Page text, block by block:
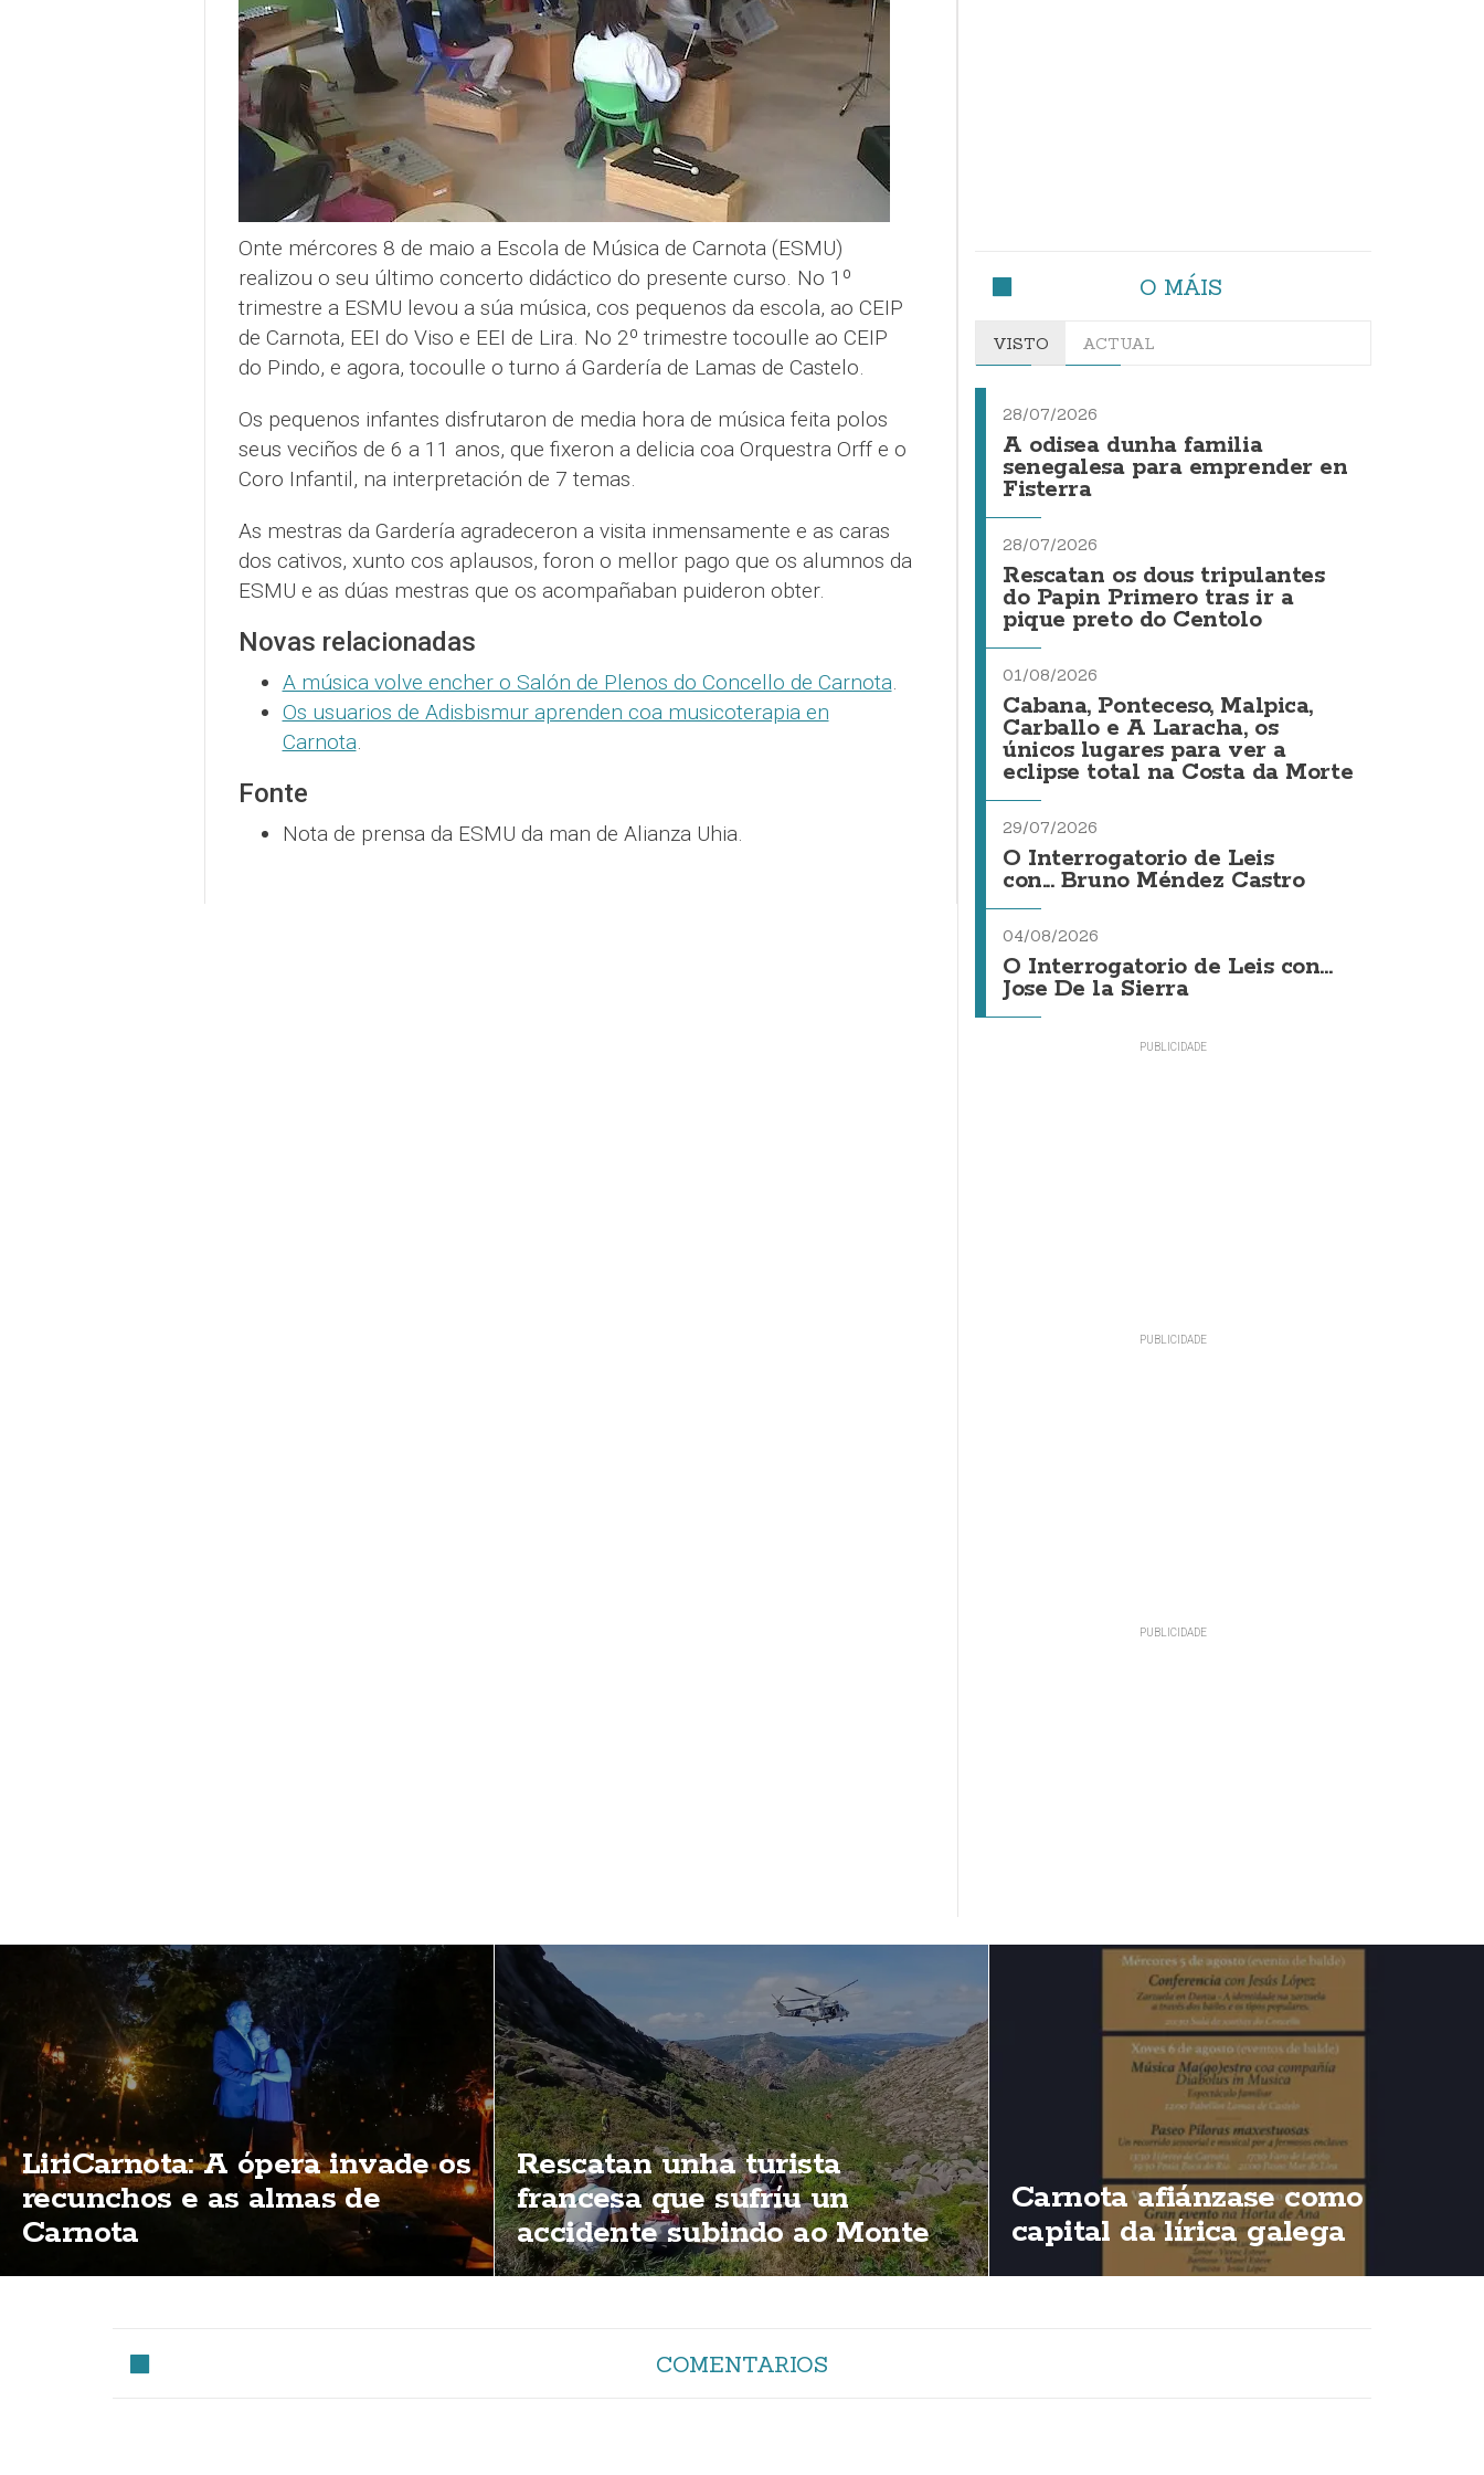
Onte mércores 8 de maio a Escola de Música de Carnota (ESMU)
realizou o seu último concerto didáctico do presente curso. No 1º
trimestre a ESMU levou a súa música, cos pequenos da escola, ao CEIP
de Carnota, EEI do Viso e EEI de Lira. No 2º trimestre tocoulle ao CEIP
do Pindo, e agora, tocoulle o turno á Gardería de Lamas de Castelo.
Os pequenos infantes disfrutaron de media hora de música feita polos
seus veciños de 6 a 11 anos, que fixeron a delicia coa Orquestra Orff e o
Coro Infantil, na interpretación de 7 temas.
As mestras da Gardería agradeceron a visita inmensamente e as caras
dos cativos, xunto cos aplausos, foron o mellor pago que os alumnos da
ESMU e as dúas mestras que os acompañaban puideron obter.
Novas relacionadas
A música volve encher o Salón de Plenos do Concello de Carnota.
Os usuarios de Adisbismur aprenden coa musicoterapia en
Carnota.
Fonte
Nota de prensa da ESMU da man de Alianza Uhia.
O MÁIS
VISTO ACTUAL
28/07/2026
A odisea dunha familia
senegalesa para emprender en
Fisterra
28/07/2026
Rescatan os dous tripulantes
do Papin Primero tras ir a
pique preto do Centolo
01/08/2026
Cabana, Ponteceso, Malpica,
Carballo e A Laracha, os
únicos lugares para ver a
eclipse total na Costa da Morte
29/07/2026
O Interrogatorio de Leis
con... Bruno Méndez Castro
04/08/2026
O Interrogatorio de Leis con...
Jose De la Sierra
LiriCarnota: A ópera invade os
recunchos e as almas de
Carnota
Rescatan unha turista
francesa que sufríu un
accidente subindo ao Monte
Pindo
Carnota afiánzase como
capital da lírica galega
COMENTARIOS